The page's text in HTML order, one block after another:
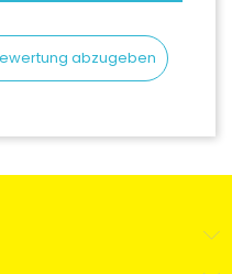
abzugeben